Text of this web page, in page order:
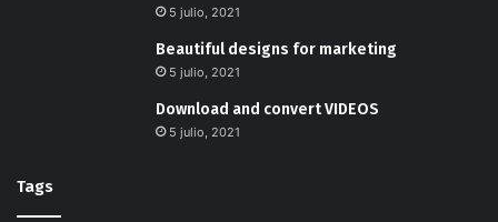
5 julio, 2021
Beautiful designs for marketing
5 julio, 2021
Download and convert VIDEOS
5 julio, 2021
Tags